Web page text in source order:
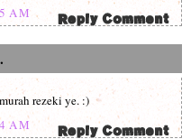
AM
rezeki ye. :)
AM